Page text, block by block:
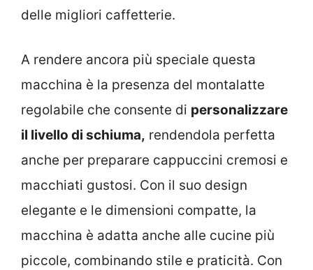
delle migliori caffetterie.
A rendere ancora più speciale questa
macchina è la presenza del montalatte
regolabile che consente di personalizzare
il livello di schiuma, rendendola perfetta
anche per preparare cappuccini cremosi e
macchiati gustosi. Con il suo design
elegante e le dimensioni compatte, la
macchina è adatta anche alle cucine più
piccole, combinando stile e praticità. Con